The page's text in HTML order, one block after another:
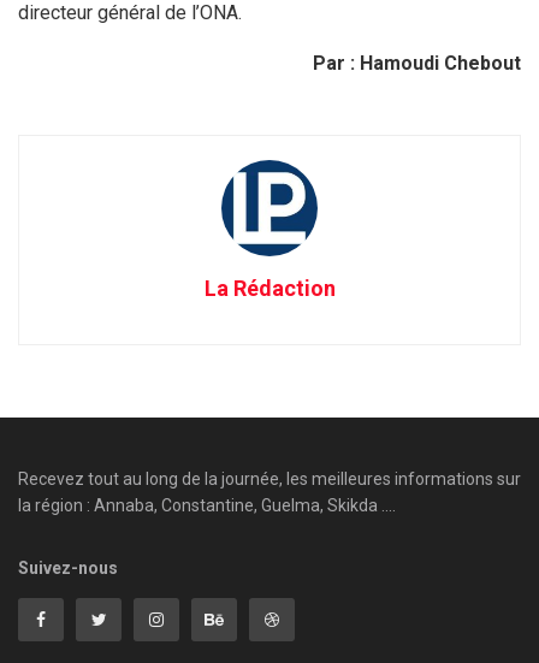
directeur général de l’ONA.
Par : Hamoudi Chebout
La Rédaction
Recevez tout au long de la journée, les meilleures informations sur
la région : Annaba, Constantine, Guelma, Skikda ....
Suivez-nous